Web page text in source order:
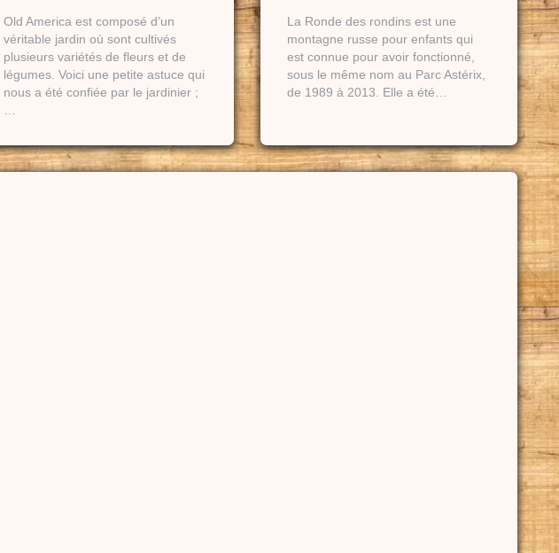
Old America est composé d’un
véritable jardin où sont cultivés
plusieurs variétés de fleurs et de
légumes. Voici une petite astuce qui
nous a été confiée par le jardinier ;
La Ronde des rondins est une
montagne russe pour enfants qui
est connue pour avoir fonctionné,
sous le même nom au Parc Astérix,
de 1989 à 2013. Elle a été…